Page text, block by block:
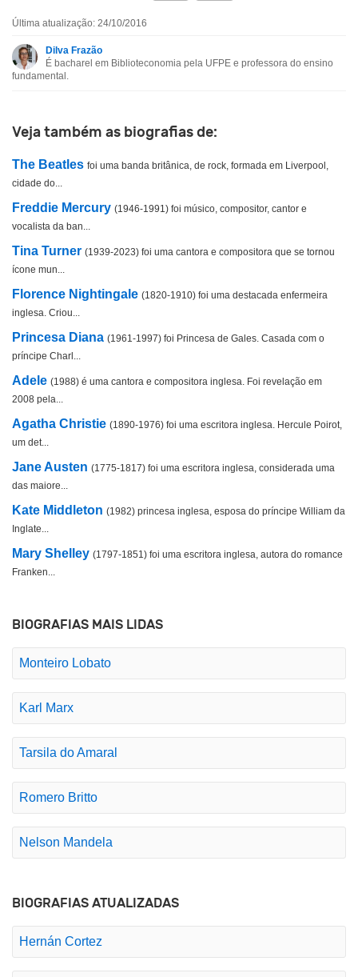
Esta biografia não tem a informação que procuro
Última atualização: 24/10/2016
Dilva Frazão
É bacharel em Biblioteconomia pela UFPE e professora do ensino
fundamental.
Veja também as biografias de:
The Beatles foi uma banda britânica, de rock, formada em Liverpool,
cidade do...
Freddie Mercury (1946-1991) foi músico, compositor, cantor e
vocalista da ban...
Tina Turner (1939-2023) foi uma cantora e compositora que se tornou
ícone mun...
Florence Nightingale (1820-1910) foi uma destacada enfermeira
inglesa. Criou...
Princesa Diana (1961-1997) foi Princesa de Gales. Casada com o
príncipe Charl...
Adele (1988) é uma cantora e compositora inglesa. Foi revelação em
2008 pela...
Agatha Christie (1890-1976) foi uma escritora inglesa. Hercule Poirot,
um det...
Jane Austen (1775-1817) foi uma escritora inglesa, considerada uma
das maiore...
Kate Middleton (1982) princesa inglesa, esposa do príncipe William da
Inglate...
Mary Shelley (1797-1851) foi uma escritora inglesa, autora do romance
Franken...
BIOGRAFIAS MAIS LIDAS
Monteiro Lobato
Karl Marx
Tarsila do Amaral
Romero Britto
Nelson Mandela
BIOGRAFIAS ATUALIZADAS
Hernán Cortez